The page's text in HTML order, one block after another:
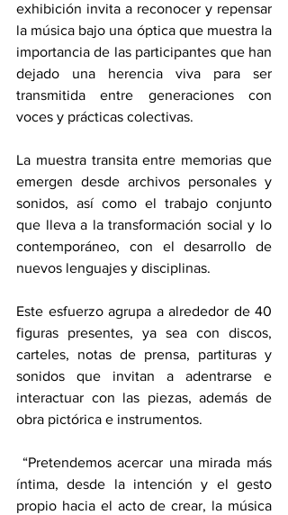
exhibición invita a reconocer y repensar
la música bajo una óptica que muestra la
importancia de las participantes que han
dejado una herencia viva para ser
transmitida entre generaciones con
voces y prácticas colectivas.
La muestra transita entre memorias que
emergen desde archivos personales y
sonidos, así como el trabajo conjunto
que lleva a la transformación social y lo
contemporáneo, con el desarrollo de
nuevos lenguajes y disciplinas.
Este esfuerzo agrupa a alrededor de 40
figuras presentes, ya sea con discos,
carteles, notas de prensa, partituras y
sonidos que invitan a adentrarse e
interactuar con las piezas, además de
obra pictórica e instrumentos.
“Pretendemos acercar una mirada más
íntima, desde la intención y el gesto
propio hacia el acto de crear, la música